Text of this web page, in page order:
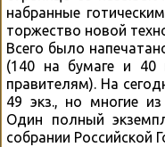
набранные
торжество новой
Всего было
(140 на бумаге и 40
правителям). На
49 экз., но многие
Один полный
собрании Российской